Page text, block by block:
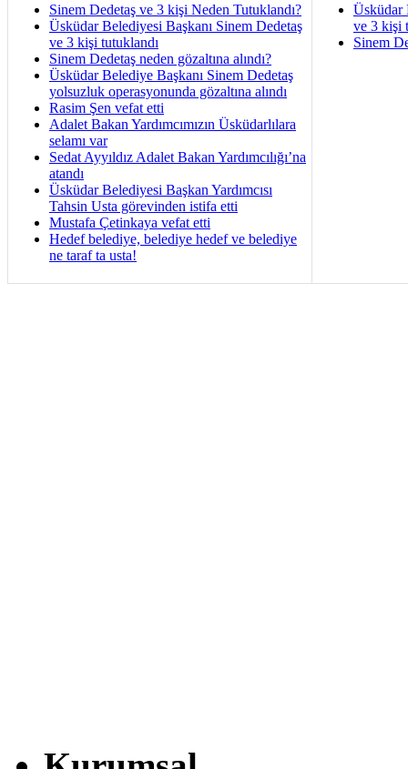
Sinem Dedetaş ve 3 kişi Neden Tutuklandı?
Üsküdar Belediyesi Başkanı Sinem Dedetaş
ve 3 kişi tutuklandı
Sinem Dedetaş neden gözaltına alındı?
Üsküdar Belediye Başkanı Sinem Dedetaş
yolsuzluk operasyonunda gözaltına alındı
Rasim Şen vefat etti
Adalet Bakan Yardımcımızın Üsküdarlılara
selamı var
Sedat Ayyıldız Adalet Bakan Yardımcılığı’na
atandı
Üsküdar Belediyesi Başkan Yardımcısı
Tahsin Usta görevinden istifa etti
Mustafa Çetinkaya vefat etti
Hedef belediye, belediye hedef ve belediye
ne taraf ta usta!
Üsküdar
ve 3 kişi
Sinem